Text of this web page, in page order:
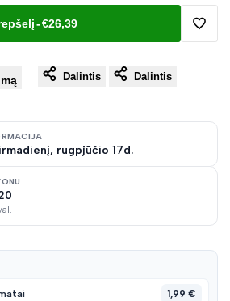
-€26,39
Dalintis Dalintis
rugpjūčio 17d.
1,99 €